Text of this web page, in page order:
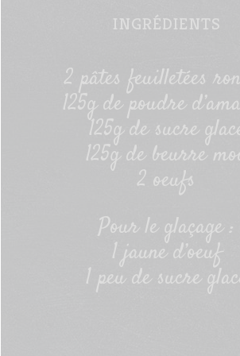
INGRÉDIENTS
2 pâtes feuilletées
125g de poudre
125g de sucre
125g de beurre
2 oeufs
Pour le glaçage :
1 jaune d’oeuf
1 peu de sucre